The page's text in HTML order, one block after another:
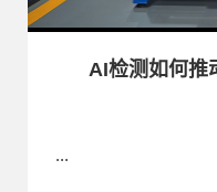
AI检测如何推
...